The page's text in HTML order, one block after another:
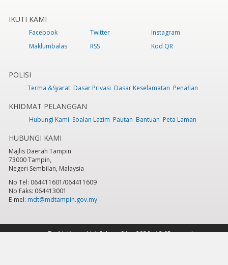
IKUTI KAMI
Facebook Twitter
Instagram
Maklumbalas
RSS Kod QR
POLISI
Terma &Syarat Dasar Privasi Dasar Keselamatan Penafian
KHIDMAT PELANGGAN
Hubungi Kami Soalan Lazim Pautan Bantuan Peta Laman
HUBUNGI KAMI
Majlis Daerah Tampin
73000 Tampin,
Negeri Sembilan, Malaysia
No Tel: 064411601/064411609
No Faks: 064413001
E-mel: mdt@mdtampin.gov.my
Tarikh Kemaskini:Selasa, 9 Jun 2026 - 12:05pm